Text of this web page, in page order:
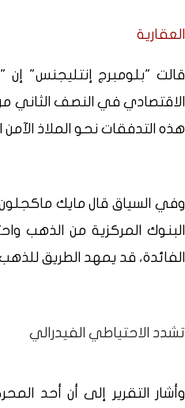
العقارية
قالت "بلومبرج إنتليجنس"
الاقتصادي في النصف الثاني
هذه التدفقات نحو الملاذ الآمن الذهب،
وفي السياق قال مايك
البنوك المركزية من الذهب
الفائدة، قد يمهد الطريق للذهب للتحرك نحو
تشدد الاحتياطي الفيدرالي
وأشار التقرير إلى أن أحد